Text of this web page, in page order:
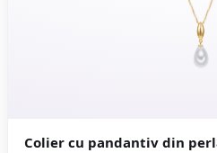
Colier cu pandantiv din